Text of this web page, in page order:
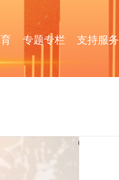
专题专栏 支持服务